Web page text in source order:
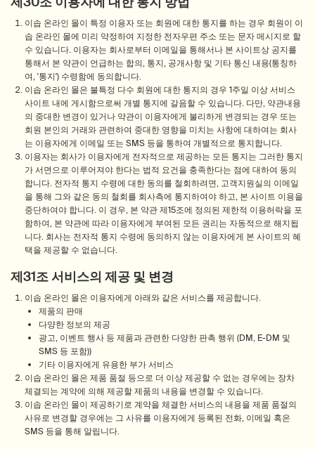
이솝 온라인 몰이 특정 이용자 또는 회원에 대한 통지를 하는 경우 회원이 이
솝 온라인 몰에 미리 약정하여 지정한 전자우편 주소 또는 문자 메시지로 할
수 있습니다. 이용자는 회사로부터 이메일을 통해서나 본 사이트상 공지를
통해서 본 약관이 언급하는 합의, 통지, 공개사항 및 기타 통신 내용(통칭하
여, '통지') 수령함에 동의합니다.
이솝 온라인 몰은 불특정 다수 회원에 대한 통지의 경우 1주일 이상 서비스
사이트 내에 게시함으로써 개별 통지에 갈음할 수 있습니다. 다만, 약관내용
의 중대한 변경이 있거나 약관이 이용자에게 불리하게 변경되는 경우 또는
회원 본인의 거래와 관련하여 중대한 영향을 미치는 사항에 대하여는 회사
는 이용자에게 이메일 또는 SMS 등을 통하여 개별적으로 통지합니다.
이용자는 회사가 이용자에게 전자적으로 제공하는 모든 통지는 그러한 통지
가 서면으로 이루어져야 한다는 법적 요건을 충족한다는 점에 대하여 동의
합니다. 전자적 통지 수령에 대한 동의를 철회하려면, 고객지원실의 이메일
을 통해 그와 같은 동의 철회를 회사측에 통지하여야 하고, 본 사이트 이용을
중단하여야 합니다. 이 경우, 본 약관 제15조에 정의된 제한적 이용허락을 포
함하여, 본 약관에 따라 이용자에게 부여된 모든 권리는 자동적으로 해지됩
니다. 회사는 전자적 통지 수령에 동의하지 않는 이용자에게 본 사이트의 혜
택을 제공할 수 없습니다.
제31조 서비스의 제공 및 변경
이솝 온라인 몰은 이용자에게 아래와 같은 서비스를 제공합니다.
제품의 판매
다양한 정보의 제공
광고, 이벤트 행사 등 제품과 관련한 다양한 판촉 행위 (DM, E-DM 및
SMS 등 포함))
기타 이용자에게 유용한 부가 서비스
이솝 온라인 몰은 제품 품절 등으로 더 이상 제공할 수 없는 경우에는 장차
체결되는 계약에 의해 제공할 제품의 내용을 변경할 수 있습니다.
이솝 온라인 몰이 제공하기로 계약을 체결한 서비스의 내용을 제품 품절의
사유로 변경할 경우에는 그 사유를 이용자에게 등록된 전화, 이메일 혹은
SMS 등을 통해 알립니다.